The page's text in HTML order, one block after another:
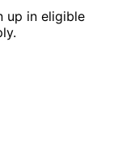
up in eligible